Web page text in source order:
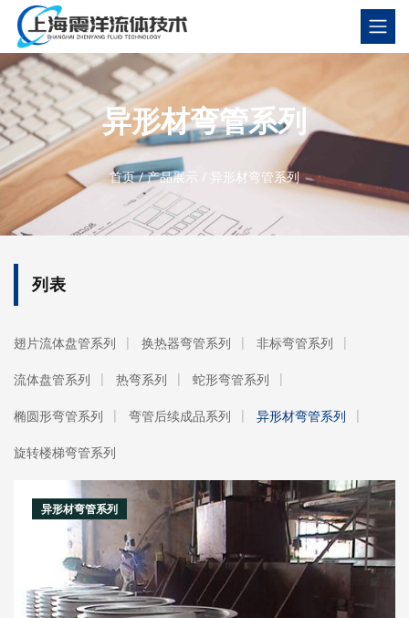
异形材弯管系列
首页/产品展示 / 异形材弯管系列
列表
翅片流体盘管系列 换热器弯管系列 非标弯管系列
流体盘管系列 热弯系列 蛇形弯管系列
椭圆形弯管系列 弯管后续成品系列 异形材弯管系列
旋转楼梯弯管系列
异形材弯管系列